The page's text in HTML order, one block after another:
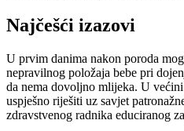
Najčešći izazovi
U prvim danima nakon poroda
nepravilnog položaja bebe pri
da nema dovoljno mlijeka. U
uspješno riješiti uz savjet
zdravstvenog radnika educiranog